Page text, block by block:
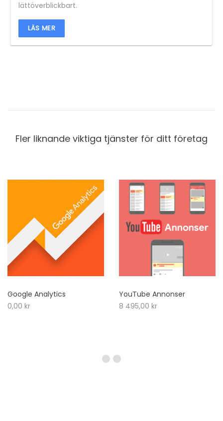
lättöverblickbart.
LÄS MER
Fler liknande viktiga tjänster för ditt företag
Google Analytics
0,00 kr
YouTube Annonser
8 495,00 kr